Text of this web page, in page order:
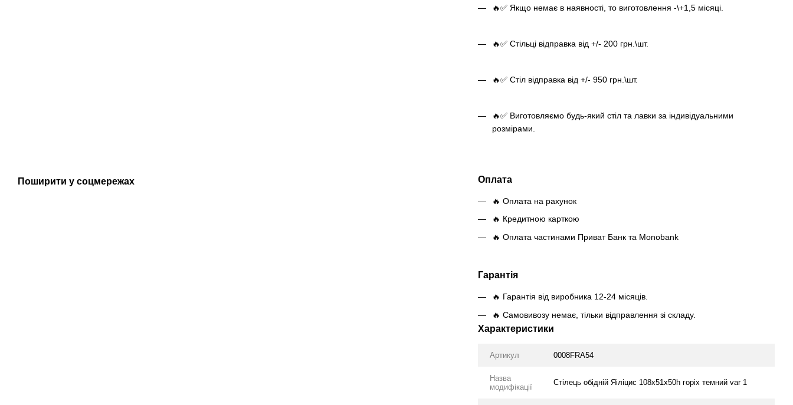
Поширити у соцмережах
🔥✅ Якщо немає в наявності, то виготовлення -\+1,5 місяці.
🔥✅ Стільці відправка від +/- 200 грн.\шт.
🔥✅ Стіл відправка від +/- 950 грн.\шт.
🔥✅ Виготовляємо будь-який стіл та лавки за індивідуальними
розмірами.
Оплата
🔥 Оплата на рахунок
🔥 Кредитною карткою
🔥 Оплата частинами Приват Банк та Monobank
Гарантія
🔥 Гарантія від виробника 12-24 місяців.
🔥 Самовивозу немає, тільки відправлення зі складу.
Характеристики
Артикул 0008FRA54
Назва
модифікації
Стілець обідній Яіліцис 108х51х50h горіх темний var 1